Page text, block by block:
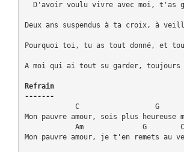
D'avoir voulu vivre avec moi,
Deux ans suspendus à ta croix, à
Pourquoi toi, tu as tout donné, et
A moi qui ai tout su garder, toujours
Refrain
-------
            C                  G
Mon pauvre amour, sois plus heureuse
Am              G
Mon pauvre amour, je t'en remets au